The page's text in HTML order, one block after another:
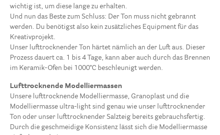
wichtig ist, um diese lange zu erhalten.
Und nun das Beste zum Schluss: Der Ton muss nicht gebrannt
werden. Du benötigst also kein zusätzliches Equipment für das
Kreativprojekt.
Unser lufttrocknender Ton härtet nämlich an der Luft aus. Dieser
Prozess dauert ca. 1 bis 4 Tage, kann aber auch durch das Brennen
im Keramik-Ofen bei 1000°C beschleunigt werden.
Lufttrocknende Modelliermassen
Unsere lufttrocknende Modelliermasse, Granoplast und die
Modelliermasse ultra-light sind genau wie unser lufttrocknender
Ton oder unser lufttrocknender Salzteig bereits gebrauchsfertig.
Durch die geschmeidige Konsistenz lässt sich die Modelliermasse